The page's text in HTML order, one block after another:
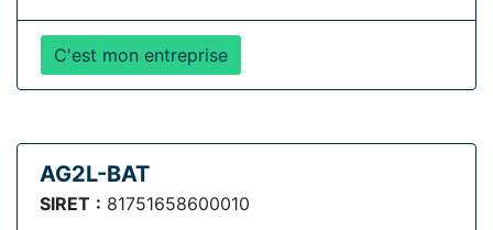
C'est mon entreprise
AG2L-BAT
SIRET : 81751658600010